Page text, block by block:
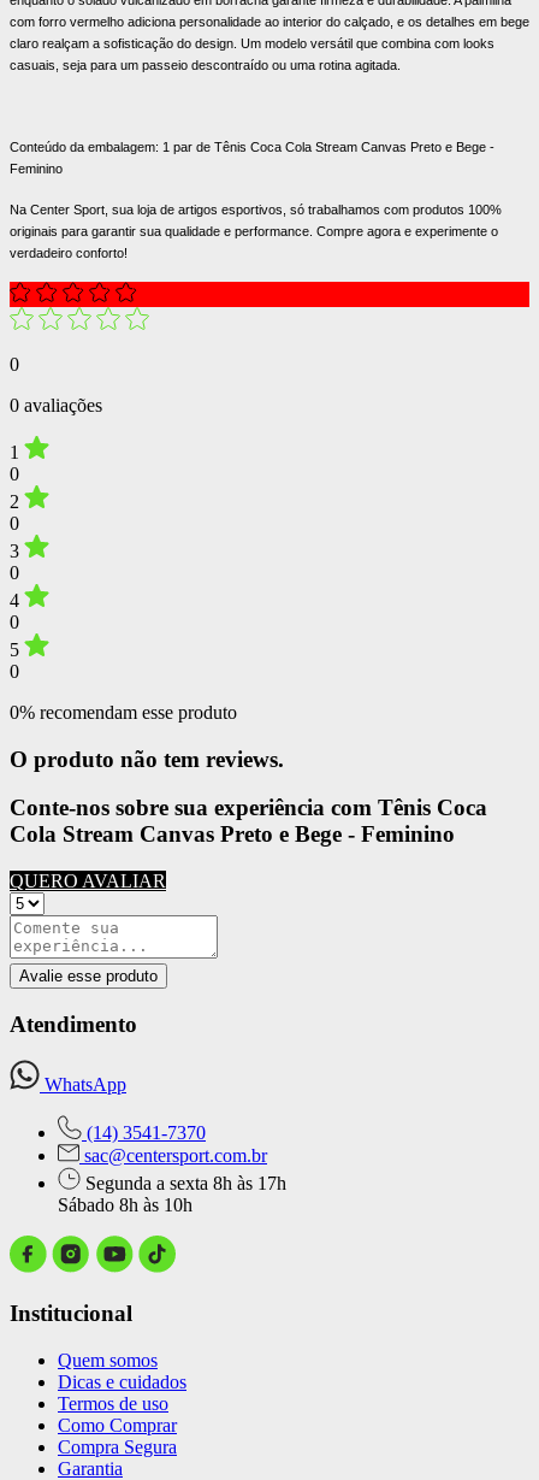
com forro vermelho adiciona personalidade ao interior do calçado, e os detalhes em bege
claro realçam a sofisticação do design. Um modelo versátil que combina com looks
casuais, seja para um passeio descontraído ou uma rotina agitada.
Conteúdo da embalagem: 1 par de Tênis Coca Cola Stream Canvas Preto e Bege -
Feminino
Na Center Sport, sua loja de artigos esportivos, só trabalhamos com produtos 100%
originais para garantir sua qualidade e performance. Compre agora e experimente o
verdadeiro conforto!
0
0 avaliações
1
0
2
0
3
0
4
0
5
0
0% recomendam esse produto
O produto não tem reviews.
Conte-nos sobre sua experiência com Tênis Coca
Cola Stream Canvas Preto e Bege - Feminino
QUERO AVALIAR
Avalie esse produto
Atendimento
WhatsApp
(14) 3541-7370
sac@centersport.com.br
Segunda a sexta 8h às 17h
Sábado 8h às 10h
Institucional
Quem somos
Dicas e cuidados
Termos de uso
Como Comprar
Compra Segura
Garantia